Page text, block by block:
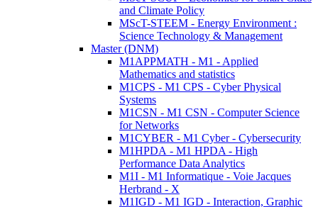
and Climate Policy
MScT-STEEM - Energy Environment :
Science Technology & Management
Master (DNM)
M1APPMATH - M1 - Applied
Mathematics and statistics
M1CPS - M1 CPS - Cyber Physical
Systems
M1CSN - M1 CSN - Computer Science
for Networks
M1CYBER - M1 Cyber - Cybersecurity
M1HPDA - M1 HPDA - High
Performance Data Analytics
M1I - M1 Informatique - Voie Jacques
Herbrand - X
M1IGD - M1 IGD - Interaction, Graphic